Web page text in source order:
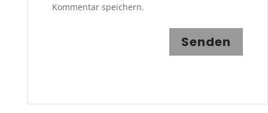
Kommentar speichern.
Senden